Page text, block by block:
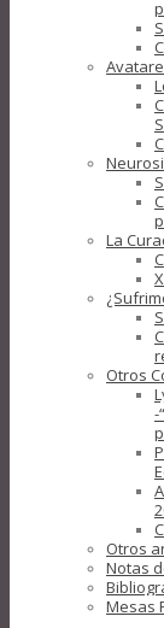
La
Otros
-
Otros
Notas
Mesas